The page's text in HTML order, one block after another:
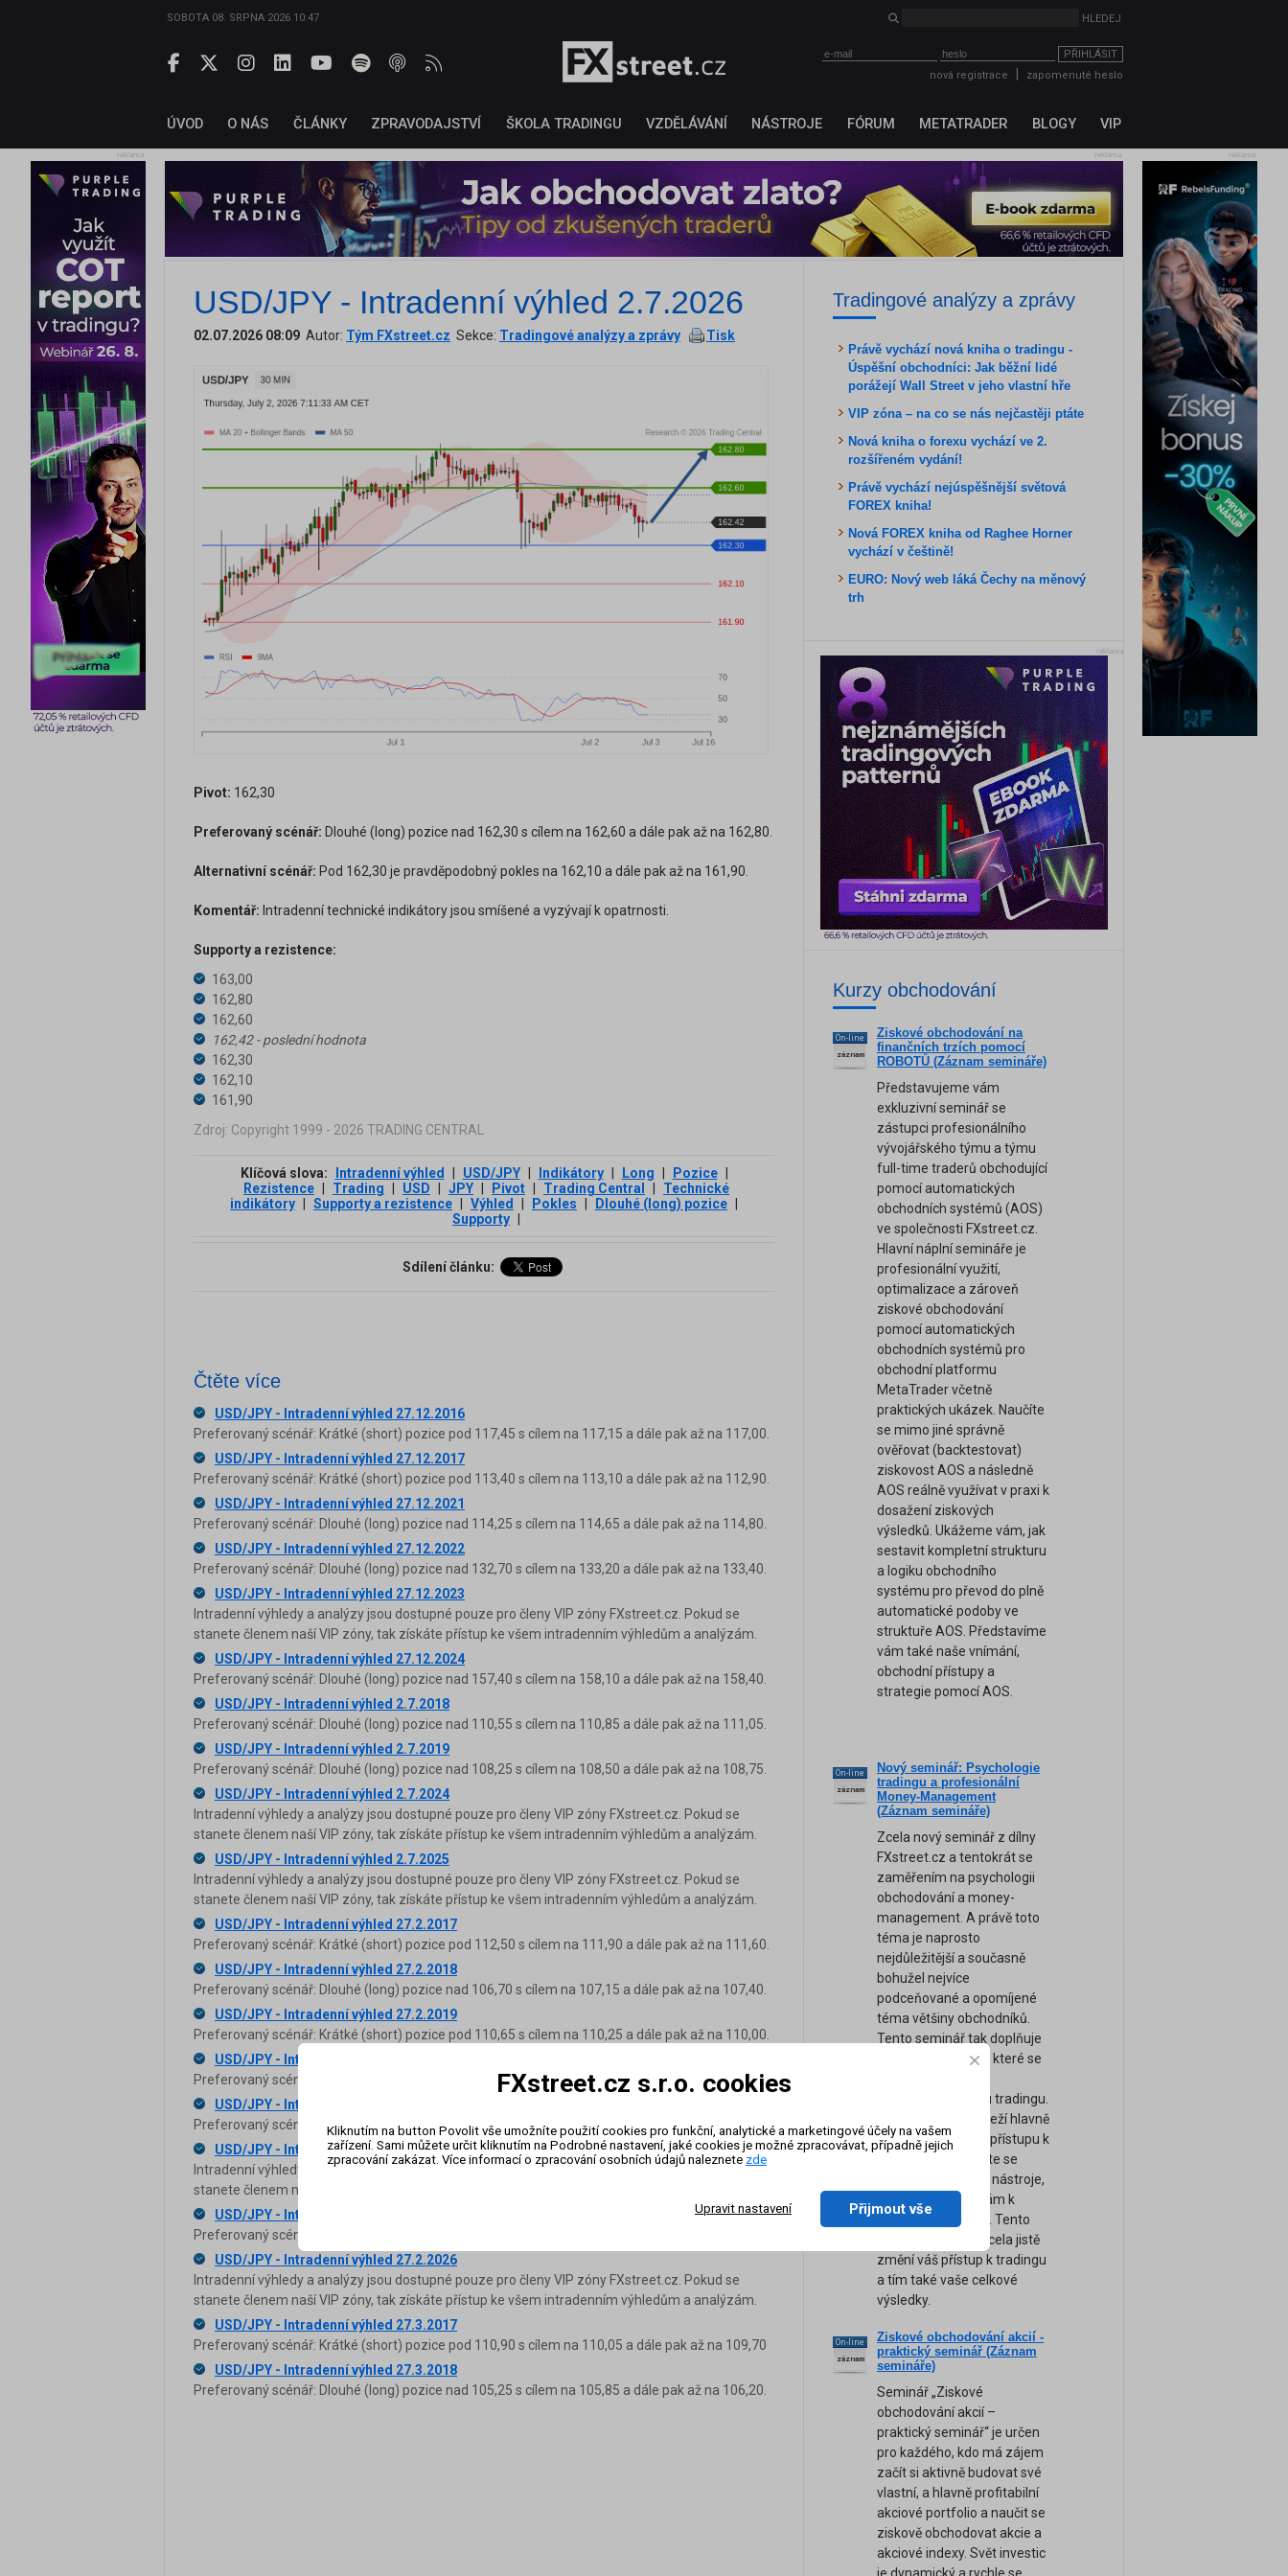
SOBOTA 08. SRPNA 2026 10:47 HLEDEJ
PŘIHLÁSIT
nová registrace
zapomenuté heslo
ÚVOD O NÁS ČLÁNKY ZPRAVODAJSTVÍ ŠKOLA TRADINGU VZDĚLÁVÁNÍ NÁSTROJE FÓRUM METATRADER BLOGY VIP
reklama reklama
reklama
USD/JPY - Intradenní výhled 2.7.2026
02.07.2026 08:09 Autor: Tým FXstreet.cz Sekce: Tradingové analýzy a zprávy Tisk
Pivot: 162,30
Preferovaný scénář: Dlouhé (long) pozice nad 162,30 s cílem na 162,60 a dále pak až na 162,80.
Alternativní scénář: Pod 162,30 je pravděpodobný pokles na 162,10 a dále pak až na 161,90.
Komentář: Intradenní technické indikátory jsou smíšené a vyzývají k opatrnosti.
Supporty a rezistence:
163,00
162,80
162,60
162,42 - poslední hodnota
162,30
162,10
161,90
Zdroj: Copyright 1999 - 2026 TRADING CENTRAL
Klíčová slova: Intradenní výhled USD/JPY Indikátory Long Pozice
Rezistence
Trading USD JPY Pivot Trading Central
Technické
indikátory
Supporty a rezistence Výhled Pokles Dlouhé (long) pozice
Supporty
Sdílení článku:
Čtěte více
USD/JPY - Intradenní výhled 27.12.2016
Preferovaný scénář: Krátké (short) pozice pod 117,45 s cílem na 117,15 a dále pak až na 117,00.
USD/JPY - Intradenní výhled 27.12.2017
Preferovaný scénář: Krátké (short) pozice pod 113,40 s cílem na 113,10 a dále pak až na 112,90.
USD/JPY - Intradenní výhled 27.12.2021
Preferovaný scénář: Dlouhé (long) pozice nad 114,25 s cílem na 114,65 a dále pak až na 114,80.
USD/JPY - Intradenní výhled 27.12.2022
Preferovaný scénář: Dlouhé (long) pozice nad 132,70 s cílem na 133,20 a dále pak až na 133,40.
USD/JPY - Intradenní výhled 27.12.2023
Intradenní výhledy a analýzy jsou dostupné pouze pro členy VIP zóny FXstreet.cz. Pokud se
stanete členem naší VIP zóny, tak získáte přístup ke všem intradenním výhledům a analýzám.
USD/JPY - Intradenní výhled 27.12.2024
Preferovaný scénář: Dlouhé (long) pozice nad 157,40 s cílem na 158,10 a dále pak až na 158,40.
USD/JPY - Intradenní výhled 2.7.2018
Preferovaný scénář: Dlouhé (long) pozice nad 110,55 s cílem na 110,85 a dále pak až na 111,05.
USD/JPY - Intradenní výhled 2.7.2019
Preferovaný scénář: Dlouhé (long) pozice nad 108,25 s cílem na 108,50 a dále pak až na 108,75.
USD/JPY - Intradenní výhled 2.7.2024
Intradenní výhledy a analýzy jsou dostupné pouze pro členy VIP zóny FXstreet.cz. Pokud se
stanete členem naší VIP zóny, tak získáte přístup ke všem intradenním výhledům a analýzám.
USD/JPY - Intradenní výhled 2.7.2025
Intradenní výhledy a analýzy jsou dostupné pouze pro členy VIP zóny FXstreet.cz. Pokud se
stanete členem naší VIP zóny, tak získáte přístup ke všem intradenním výhledům a analýzám.
USD/JPY - Intradenní výhled 27.2.2017
Preferovaný scénář: Krátké (short) pozice pod 112,50 s cílem na 111,90 a dále pak až na 111,60.
USD/JPY - Intradenní výhled 27.2.2018
Preferovaný scénář: Dlouhé (long) pozice nad 106,70 s cílem na 107,15 a dále pak až na 107,40.
USD/JPY - Intradenní výhled 27.2.2019
Preferovaný scénář: Krátké (short) pozice pod 110,65 s cílem na 110,25 a dále pak až na 110,00.
USD/JPY - Intradenní výhled 27.2.2020
Preferovaný scénář: Krátké (short) pozice pod 110,45 s cílem na 109,85 a dále pak až na 109,60.
USD/JPY - Intradenní výhled 27.2.2023
Preferovaný scénář: Dlouhé (long) pozice nad 135,80 s cílem na 136,60 a dále pak až na 137,00.
USD/JPY - Intradenní výhled 27.2.2024
Intradenní výhledy a analýzy jsou dostupné pouze pro členy VIP zóny FXstreet.cz. Pokud se
stanete členem naší VIP zóny, tak získáte přístup ke všem intradenním výhledům a analýzám.
USD/JPY - Intradenní výhled 27.2.2025
Preferovaný scénář: Dlouhé (long) pozice nad 148,70 s cílem na 149,80 a dále pak až na 150,20.
USD/JPY - Intradenní výhled 27.2.2026
Intradenní výhledy a analýzy jsou dostupné pouze pro členy VIP zóny FXstreet.cz. Pokud se
stanete členem naší VIP zóny, tak získáte přístup ke všem intradenním výhledům a analýzám.
USD/JPY - Intradenní výhled 27.3.2017
Preferovaný scénář: Krátké (short) pozice pod 110,90 s cílem na 110,05 a dále pak až na 109,70
USD/JPY - Intradenní výhled 27.3.2018
Preferovaný scénář: Dlouhé (long) pozice nad 105,25 s cílem na 105,85 a dále pak až na 106,20.
Tradingové analýzy a zprávy
Právě vychází nová kniha o tradingu -
Úspěšní obchodníci: Jak běžní lidé
porážejí Wall Street v jeho vlastní hře
VIP zóna – na co se nás nejčastěji ptáte
Nová kniha o forexu vychází ve 2.
rozšířeném vydání!
Právě vychází nejúspěšnější světová
FOREX kniha!
Nová FOREX kniha od Raghee Horner
vychází v češtině!
EURO: Nový web láká Čechy na měnový
trh
reklama
Kurzy obchodování
On-line
záznam
Ziskové obchodování na
finančních trzích pomocí
ROBOTŮ (Záznam semináře)
Představujeme vám
exkluzivní seminář se
zástupci profesionálního
vývojářského týmu a týmu
full-time traderů obchodující
pomocí automatických
obchodních systémů (AOS)
ve společnosti FXstreet.cz.
Hlavní náplní semináře je
profesionální využití,
optimalizace a zároveň
ziskové obchodování
pomocí automatických
obchodních systémů pro
obchodní platformu
MetaTrader včetně
praktických ukázek. Naučíte
se mimo jiné správně
ověřovat (backtestovat)
ziskovost AOS a následně
AOS reálně využívat v praxi k
dosažení ziskových
výsledků. Ukážeme vám, jak
sestavit kompletní strukturu
a logiku obchodního
systému pro převod do plně
automatické podoby ve
struktuře AOS. Představíme
vám také naše vnímání,
obchodní přístupy a
strategie pomocí AOS.
On-line
záznam
Nový seminář: Psychologie
tradingu a profesionální
Money-Management
(Záznam semináře)
Zcela nový seminář z dílny
FXstreet.cz a tentokrát se
zaměřením na psychologii
obchodování a money-
management. A právě toto
téma je naprosto
nejdůležitější a současně
bohužel nejvíce
podceňované a opomíjené
téma většiny obchodníků.
Tento seminář tak doplňuje
naše ostatní kurzy, které se
technickou stránku tradingu.
Úspěch tradera záleží hlavně
na jeho psychice a přístupu k
obchodování. Přijďte se
naučit ty nejsilnější nástroje,
tipy a rady, které vám k
úspěchu pomohou. Tento
unikátní seminář zcela jistě
změní váš přístup k tradingu
a tím také vaše celkové
výsledky.
On-line
záznam
Ziskové obchodování akcií -
praktický seminář (Záznam
semináře)
Seminář „Ziskové
obchodování akcií –
praktický seminář“ je určen
pro každého, kdo má zájem
začít si aktivně budovat své
vlastní, a hlavně profitabilní
akciové portfolio a naučit se
ziskově obchodovat akcie a
akciové indexy. Svět investic
FXstreet.cz s.r.o. cookies
Kliknutím na button Povolit vše umožníte použití cookies pro funkční, analytické a marketingové účely na vašem
zařízení. Sami můžete určit kliknutím na Podrobné nastavení, jaké cookies je možné zpracovávat, případně jejich
zpracování zakázat. Více informací o zpracování osobních údajů naleznete zde
Upravit nastavení Přijmout vše